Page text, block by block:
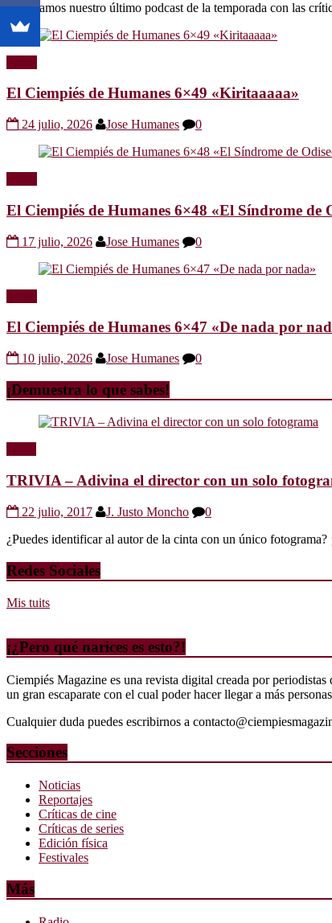
Os dejamos nuestro último podcast de la temporada con las
El Ciempiés de Humanes 6×49 «Kiritaaaaa»
24 julio, 2026 Jose Humanes 0
El Ciempiés de Humanes 6×48 «El Síndrome de
17 julio, 2026 Jose Humanes 0
El Ciempiés de Humanes 6×47 «De nada por
10 julio, 2026 Jose Humanes 0
¡Demuestra lo que sabes!
TRIVIA – Adivina el director con un solo
22 julio, 2017 J. Justo Moncho
0
¿Puedes identificar al autor de la cinta con un único fotograma?
Redes Sociales
Mis tuits
¡¿Pero qué narices es esto?!
Ciempiés Magazine es una revista digital creada por
un gran escaparate con el cual poder hacer llegar a más
Cualquier duda puedes escribirnos a
Secciones
Noticias
Reportajes
Críticas de cine
Críticas de series
Edición física
Festivales
Más